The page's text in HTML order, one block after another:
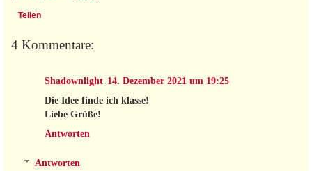
Teilen
4 Kommentare:
Shadownlight 14. Dezember 2021 um 19:25
Die Idee finde ich klasse!
Liebe Grüße!
Antworten
Antworten